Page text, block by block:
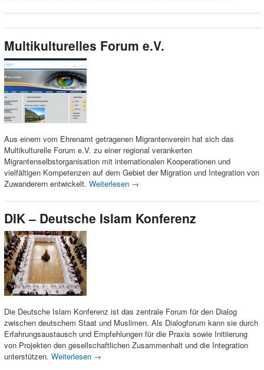
Multikulturelles Forum e.V.
Aus einem vom Ehrenamt getragenen Migrantenverein hat sich das
Multikulturelle Forum e.V. zu einer regional verankerten
Migrantenselbstorganisation mit internatio­nalen Kooperationen und
vielfältigen Kompetenzen auf dem Gebiet der Migration und Integration von
Zuwanderern entwickelt. Weiterlesen →
DIK – Deutsche Islam Konferenz
Die Deutsche Islam Konferenz ist das zentrale Forum für den Dialog
zwischen deutschem Staat und Muslimen. Als Dialogforum kann sie durch
Erfahrungsaustausch und Empfehlungen für die Praxis sowie Initiierung
von Projekten den gesellschaftlichen Zusammenhalt und die Integration
unterstützen. Weiterlesen →